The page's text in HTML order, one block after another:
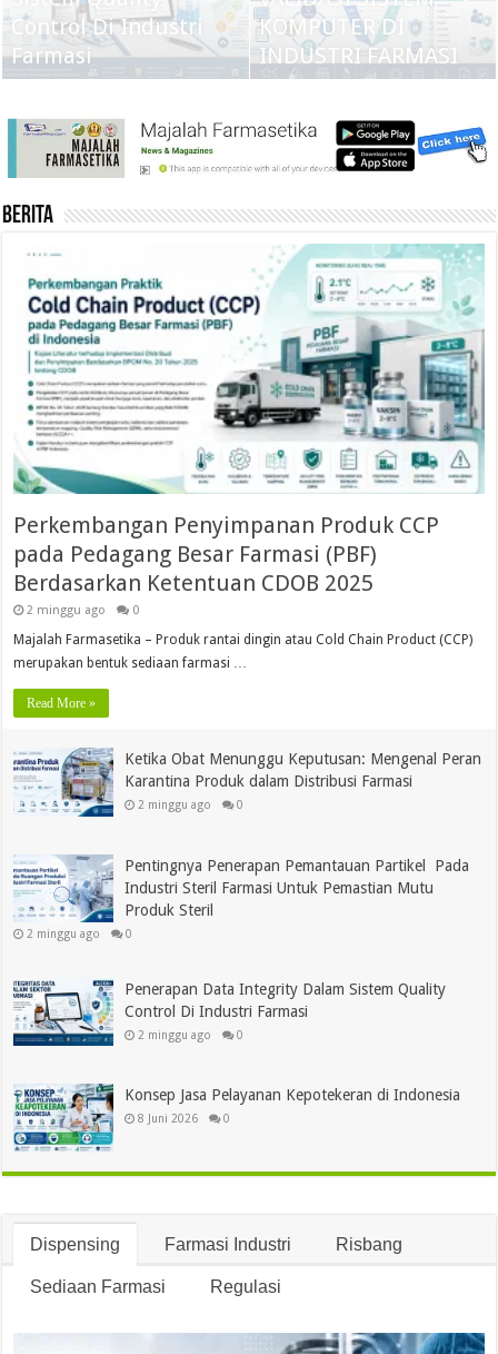
Control Di Industri
Farmasi
KOMPUTER DI
INDUSTRI FARMASI
Berita
Perkembangan Penyimpanan Produk CCP
pada Pedagang Besar Farmasi (PBF)
Berdasarkan Ketentuan CDOB 2025
2 minggu ago 0
Majalah Farmasetika – Produk rantai dingin atau Cold Chain Product (CCP)
merupakan bentuk sediaan farmasi …
Read More »
Ketika Obat Menunggu Keputusan: Mengenal Peran
Karantina Produk dalam Distribusi Farmasi
2 minggu ago 0
Pentingnya Penerapan Pemantauan Partikel Pada
Industri Steril Farmasi Untuk Pemastian Mutu
Produk Steril
2 minggu ago 0
Penerapan Data Integrity Dalam Sistem Quality
Control Di Industri Farmasi
2 minggu ago 0
Konsep Jasa Pelayanan Kepotekeran di Indonesia
8 Juni 2026 0
Dispensing Farmasi Industri Risbang
Sediaan Farmasi Regulasi